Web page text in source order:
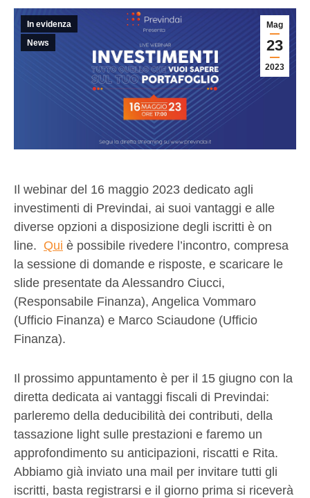
Mag
23
2023
In evidenza
News
Il webinar del 16 maggio 2023 dedicato agli
investimenti di Previndai, ai suoi vantaggi e alle
diverse opzioni a disposizione degli iscritti è on
line. Qui è possibile rivedere l’incontro, compresa
la sessione di domande e risposte, e scaricare le
slide presentate da Alessandro Ciucci,
(Responsabile Finanza), Angelica Vommaro
(Ufficio Finanza) e Marco Sciaudone (Ufficio
Finanza).
Il prossimo appuntamento è per il 15 giugno con la
diretta dedicata ai vantaggi fiscali di Previndai:
parleremo della deducibilità dei contributi, della
tassazione light sulle prestazioni e faremo un
approfondimento su anticipazioni, riscatti e Rita.
Abbiamo già inviato una mail per invitare tutti gli
iscritti, basta registrarsi e il giorno prima si riceverà